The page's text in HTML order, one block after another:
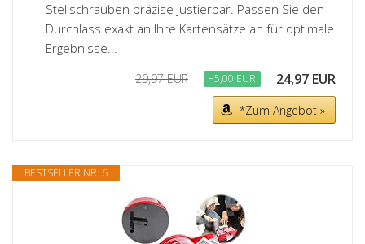
Stellschrauben präzise justierbar. Passen Sie den
Durchlass exakt an Ihre Kartensätze an für optimale
Ergebnisse...
29,97 EUR −5,00 EUR 24,97 EUR
*Zum Angebot »
BESTSELLER NR. 6